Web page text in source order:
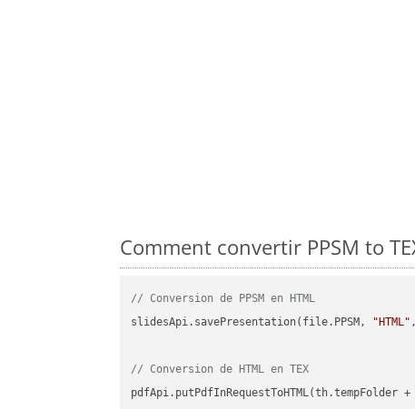
Comment convertir PPSM to
// Conversion de PPSM en HTML
slidesApi.savePresentation(file.PPSM,
"HTML"
// Conversion de HTML en TEX
pdfApi.putPdfInRequestToHTML(th.tempFolder +